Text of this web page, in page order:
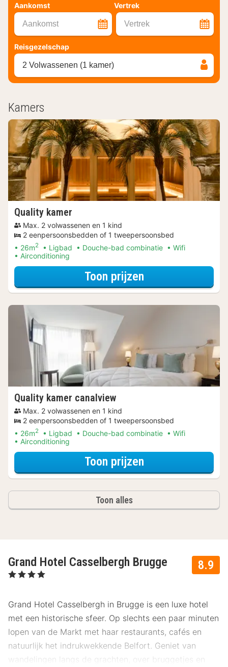
Aankomst Vertrek
Aankomst Vertrek
Reisgezelschap
2 Volwassenen (1 kamer)
Kamers
Quality kamer
Max. 2 volwassenen en 1 kind
2 eenpersoonsbedden of 1 tweepersoonsbed
26m2 Ligbad Douche-bad combinatie
Wifi
Airconditioning
Toon prijzenvoor Met
Quality kamer canalview
Max. 2 volwassenen en 1 kind
2 eenpersoonsbedden of 1 tweepersoonsbed
26m2 Ligbad Douche-bad combinatie
Wifi
Airconditioning
Toon prijzenvoor Met
Toon alles
8.9
Grand Hotel Casselbergh Brugge
, 4 Sterren
Grand Hotel Casselbergh in Brugge is een luxe hotel
met een historische sfeer. Op slechts een paar minuten
lopen van de Markt met haar restaurants, cafés en
natuurlijk het indrukwekkende Belfort. Geniet van
wandelingen langs de grachten, over bruggetjes en